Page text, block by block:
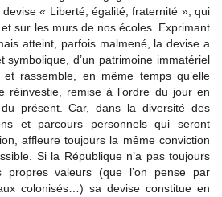
« Liberté, égalité, fraternité », qui
et sur les murs de nos écoles. Exprimant
atteint, parfois malmené, la devise a
symbolique, d’un patrimoine immatériel
rassemble, en même temps qu’elle
réinvestie, remise à l’ordre du jour en
présent. Car, dans la diversité des
et parcours personnels qui seront
affleure toujours la même conviction
Si la République n’a pas toujours
propres valeurs (que l’on pense par
colonisés…) sa devise constitue en